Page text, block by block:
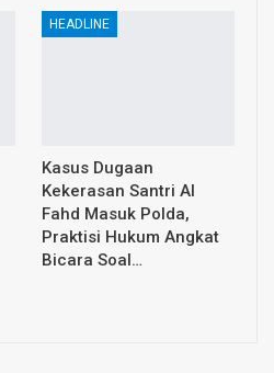
HEADLINE
Kasus Dugaan
Kekerasan Santri Al
Fahd Masuk Polda,
Praktisi Hukum Angkat
Bicara Soal…